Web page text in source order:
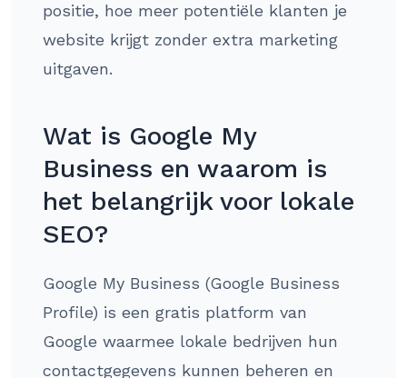
positie, hoe meer potentiële klanten je
website krijgt zonder extra marketing
uitgaven.
Wat is Google My
Business en waarom is
het belangrijk voor lokale
SEO?
Google My Business (Google Business
Profile) is een gratis platform van
Google waarmee lokale bedrijven hun
contactgegevens kunnen beheren en